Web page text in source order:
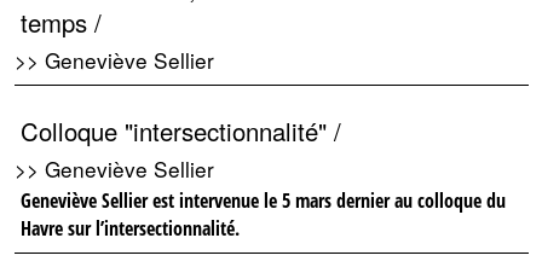
temps /
>> Geneviève Sellier
Colloque "intersectionnalité" /
>> Geneviève Sellier
Geneviève Sellier est intervenue le 5 mars dernier au colloque du
Havre sur l’intersectionnalité.